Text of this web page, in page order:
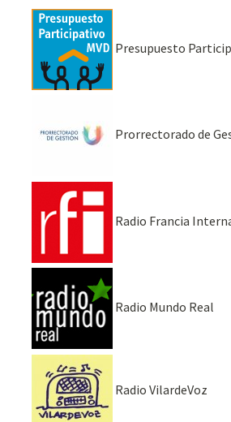
Presupuesto
Prorrectorado de
Radio Francia
Radio Mundo Real
Radio VilardeVoz